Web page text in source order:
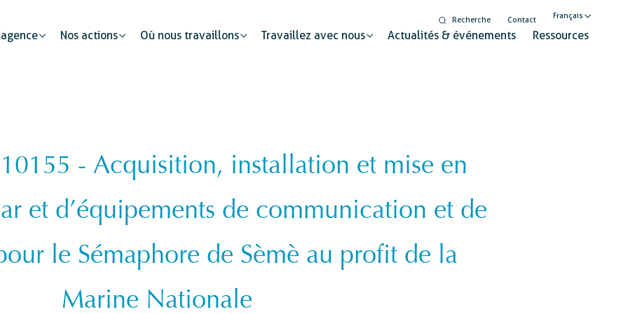
Recherche Contact Français
English
Partenariats publics
Le secteur privé : un catalyseur pour un changement durable
Nos actions
Développement urbain
Sécurité
Etat civil
Digitalisation
Egalité de genre et
inclusion
mondiale
Où nous travaillons Travaillez avec nous Actualités & événements Ressources
- Acquisition, installation et mise en
et d’équipements de communication et de
le Sémaphore de Sèmè au profit de la
Marine Nationale